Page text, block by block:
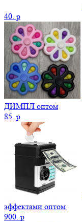
40. p
ДИМПЛ оптом
85. p
эффектами оптом
900. p